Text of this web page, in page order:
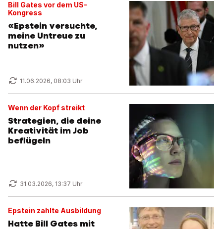
Bill Gates vor dem US-
Kongress
«Epstein versuchte,
meine Untreue zu
nutzen»
11.06.2026, 08:03 Uhr
Wenn der Kopf streikt
Strategien, die deine
Kreativität im Job
beflügeln
31.03.2026, 13:37 Uhr
Epstein zahlte Ausbildung
Hatte Bill Gates mit